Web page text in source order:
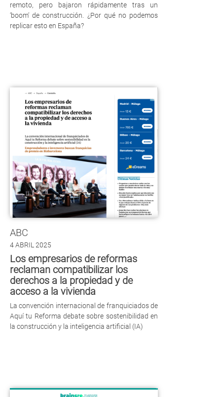
remoto, pero bajaron rápidamente tras un
‘boom’ de construcción. ¿Por qué no podemos
replicar esto en España?
ABC
4 ABRIL 2025
Los empresarios de reformas
reclaman compatibilizar los
derechos a la propiedad y de
acceso a la vivienda
La convención internacional de franquiciados de
Aquí tu Reforma debate sobre sostenibilidad en
la construcción y la inteligencia artificial (IA)